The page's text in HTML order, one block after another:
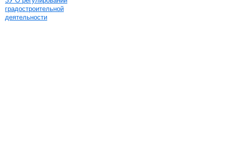
градостроительной
деятельности